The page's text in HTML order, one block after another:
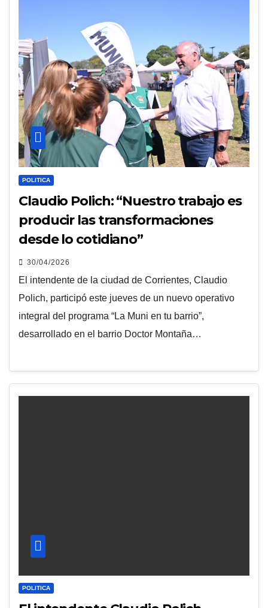
POLITICA
Claudio Polich: “Nuestro trabajo es
producir las transformaciones
desde lo cotidiano”
30/04/2026
El intendente de la ciudad de Corrientes, Claudio
Polich, participó este jueves de un nuevo operativo
integral del programa “La Muni en tu barrio”,
desarrollado en el barrio Doctor Montaña…
POLITICA